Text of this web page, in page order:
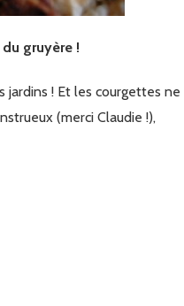
gruyère !
jardins ! Et les courgettes ne
(merci Claudie !),